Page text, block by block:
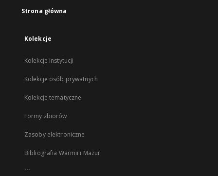
Strona główna
Kolekcje
Kolekcje instytucji
Kolekcje osób prywatnych
Kolekcje tematyczne
Formy zbiorów
Zasoby elektroniczne
Bibliografia Warmii i Mazur
...